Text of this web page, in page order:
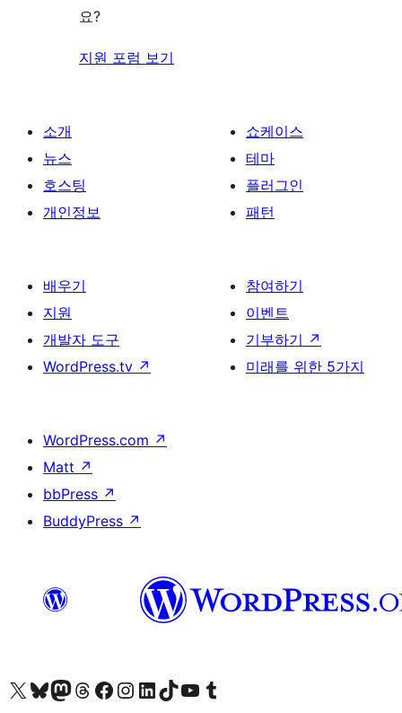
요?
지원 포럼 보기
소개
뉴스
호스팅
개인정보
쇼케이스
테마
플러그인
패턴
배우기
지원
개발자 도구
WordPress.tv ↗
참여하기
이벤트
기부하기 ↗
미래를 위한 5가지
WordPress.com ↗
Matt ↗
bbPress ↗
BuddyPress ↗
X(이전 트위터) 계정 방문하기블루스카이 계정 방문하기마스토돈 계정 방문하기스레드 계정 방문하기 페이스북 페이지 방문하기인스타그램 계정 방문하기 LinkedIn 계정 방문하기틱톡 계정 방문하기유튜브 채널 방문하기 텀블러 계정 방문하기